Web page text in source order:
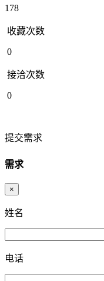
178
收藏次数
0
接洽次数
0
提交需求
需求
×
姓名
电话